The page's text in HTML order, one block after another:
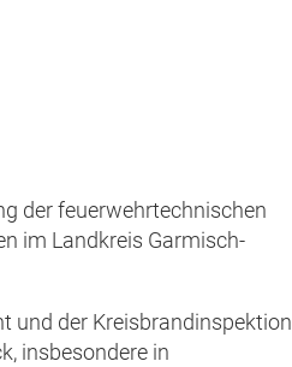
der feuerwehrtechnischen
im Landkreis Garmisch-
und der Kreisbrandinspektion
insbesondere in